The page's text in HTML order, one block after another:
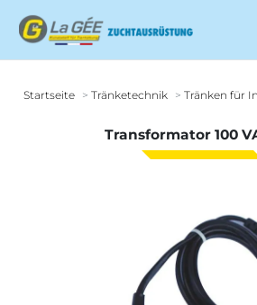
Startseite Tränketechnik Tränken für
Transformator 100